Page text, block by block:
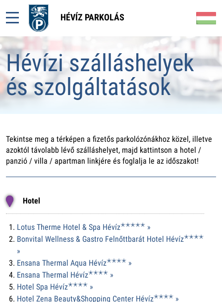
HÉVÍZ PARKOLÁS
Hévízi szálláshelyek
és szolgáltatások
Tekintse meg a térképen a fizetős parkolózónákhoz közel, illetve
azoktól távolabb lévő szálláshelyet, majd kattintson a hotel /
panzió / villa / apartman linkjére és foglalja le az időszakot!
Hotel
Lotus Therme Hotel & Spa Hévíz✭✭✭✭✭ »
Bonvital Wellness & Gastro Felnőttbarát Hotel Hévíz✭✭✭✭
»
Ensana Thermal Aqua Hévíz✭✭✭✭ »
Ensana Thermal Hévíz✭✭✭✭ »
Hotel Spa Hévíz✭✭✭✭ »
Hotel Zena Beauty&Shopping Center Hévíz✭✭✭✭ »